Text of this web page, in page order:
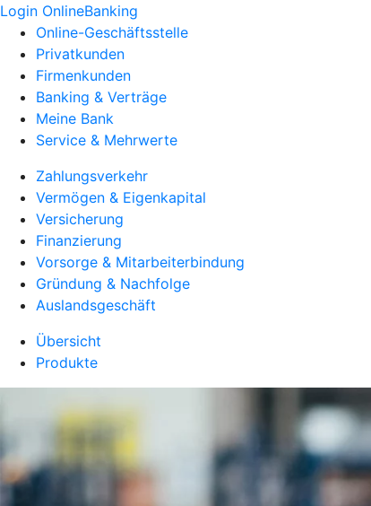
Login OnlineBanking
Online-Geschäftsstelle
Privatkunden
Firmenkunden
Banking & Verträge
Meine Bank
Service & Mehrwerte
Zahlungsverkehr
Vermögen & Eigenkapital
Versicherung
Finanzierung
Vorsorge & Mitarbeiterbindung
Gründung & Nachfolge
Auslandsgeschäft
Übersicht
Produkte